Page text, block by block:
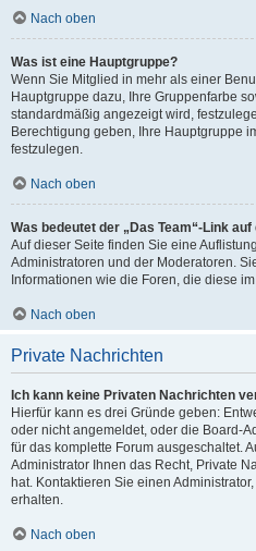
Nach oben
Was ist eine Hauptgruppe?
Wenn Sie Mitglied in mehr als einer
Hauptgruppe dazu, Ihre Gruppenfarbe
standardmäßig angezeigt wird,
Berechtigung geben, Ihre Hauptgruppe
festzulegen.
Nach oben
Was bedeutet der „Das Team“-Link
Auf dieser Seite finden Sie eine
Administratoren und der Moderatoren.
Informationen wie die Foren, die diese
Nach oben
Private Nachrichten
Ich kann keine Privaten Nachrichten
Hierfür kann es drei Gründe geben:
oder nicht angemeldet, oder die Board-
für das komplette Forum ausgeschaltet.
Administrator Ihnen das Recht, Private
hat. Kontaktieren Sie einen
erhalten.
Nach oben